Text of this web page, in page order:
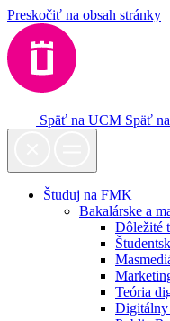
Preskočiť na obsah stránky
Späť na UCM Späť
Študuj na FMK
Bakalárske a
Dôležité
Teória
Digitálny